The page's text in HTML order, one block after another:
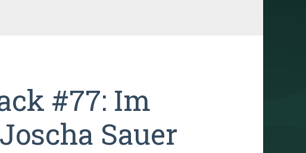
#77: Im
Sauer